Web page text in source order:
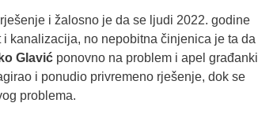
i žalosno je da se ljudi 2022. godine
kanalizacija, no nepobitna činjenica je ta da
Glavićponovno na problem i apel građanki
i ponudio privremeno rješenje, dok se
problema.